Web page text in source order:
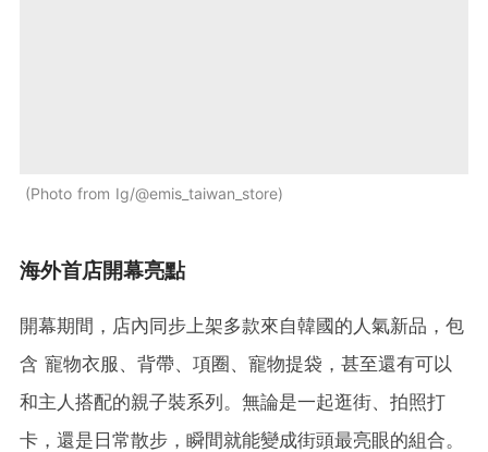
Photo from Ig/@emis_taiwan_store
海外首店開幕亮點
開幕期間，店內同步上架多款來自韓國的人氣新品，包
含 寵物衣服、背帶、項圈、寵物提袋，甚至還有可以
和主人搭配的親子裝系列。無論是一起逛街、拍照打
卡，還是日常散步，瞬間就能變成街頭最亮眼的組合。